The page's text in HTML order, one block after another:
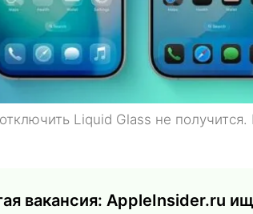
Liquid Glass не
вакансия: AppleInsider.ru